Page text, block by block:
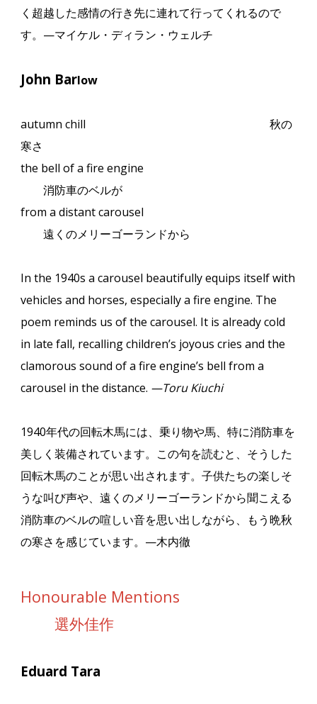
く超越した感情の行き先に連れて行ってくれるので
す。 —マイケル・ディラン・ウェルチ
John Barlow
autumn chill
秋の
寒さ
the bell of a fire engine
消防車のベルが
from a distant carousel
遠くのメリーゴーランドから
In the 1940s a carousel beautifully equips itself with
vehicles and horses, especially a fire engine. The
poem reminds us of the carousel. It is already cold
in late fall, recalling children’s joyous cries and the
clamorous sound of a fire engine’s bell from a
carousel in the distance. —Toru Kiuchi
1940年代の回転木馬には、乗り物や馬、特に消防車を
美しく装備されています。この句を読むと、そうした
回転木馬のことが思い出されます。子供たちの楽しそ
うな叫び声や、遠くのメリーゴーランドから聞こえる
消防車のベルの喧しい音を思い出しながら、もう晩秋
の寒さを感じています。 —木内徹
Honourable Mentions
選外佳作
Eduard Tara